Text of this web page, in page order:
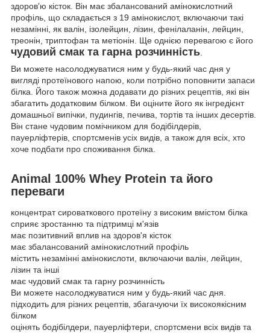
здоров'ю кісток. Він має збалансований амінокислотний
профіль, що складається з 19 амінокислот, включаючи такі
незамінні, як валін, ізолейцин, лізин, фенілаланін, лейцин,
треонін, триптофан та метіонін. Ще однією перевагою є його
чудовий смак та гарна розчинність
Ви можете насолоджуватися ним у будь-який час дня у
вигляді протеїнового напою, коли потрібно поповнити запаси
білка. Його також можна додавати до різних рецептів, які він
збагатить додатковим білком. Ви оціните його як інгредієнт
домашньої випічки, пудингів, печива, тортів та інших десертів.
Він стане чудовим помічником для бодібілдерів,
пауерліфтерів, спортсменів усіх видів, а також для всіх, хто
хоче подбати про споживання білка.
Animal 100% Whey Protein та його
переваги
концентрат сироваткового протеїну з високим вмістом білка
сприяє зростанню та підтримці м'язів
має позитивний вплив на здоров'я кісток
має збалансований амінокислотний профіль
містить незамінні амінокислоти, включаючи валін, лейцин,
лізин та інші
має чудовий смак та гарну розчинність
Ви можете насолоджуватися ним у будь-який час дня.
підходить для різних рецептів, збагачуючи їх високоякісним
білком
оцінять бодібілдери, пауерліфтери, спортсмени всіх видів та